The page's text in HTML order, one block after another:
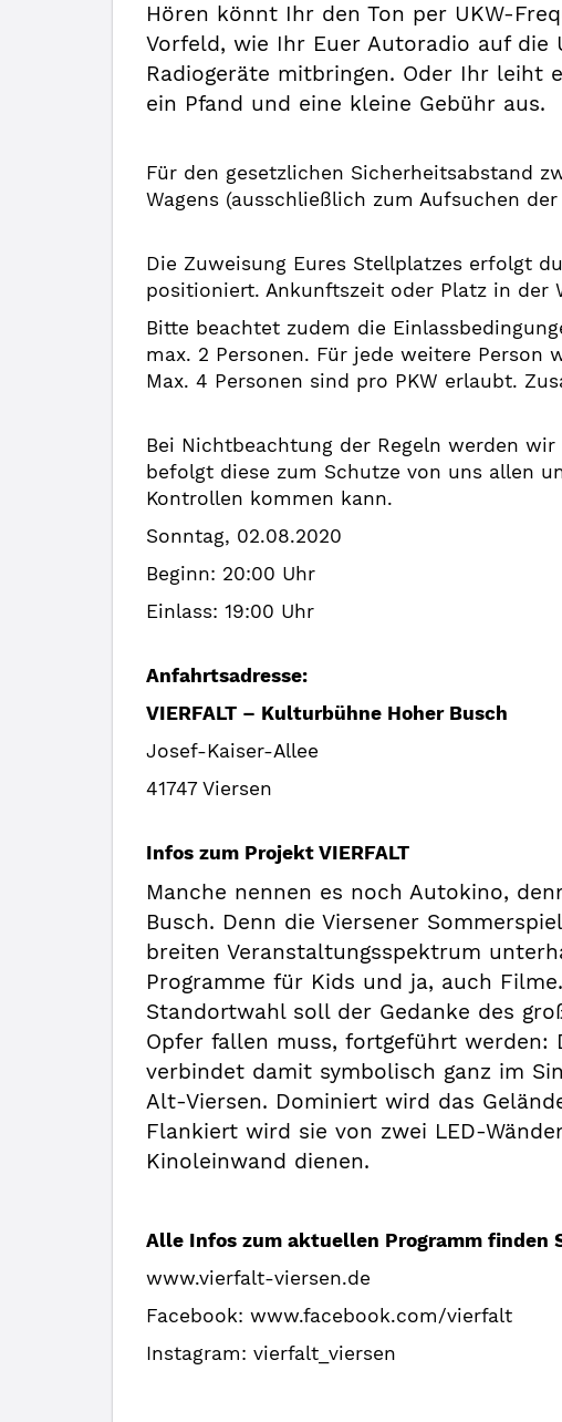
Hören könnt Ihr den Ton per UKW-
Vorfeld, wie Ihr Euer Autoradio auf
Radiogeräte mitbringen. Oder Ihr leiht
ein Pfand und eine kleine Gebühr aus.
Für den gesetzlichen Sicherheitsabstand
Wagens (ausschließlich zum Aufsuchen
Die Zuweisung Eures Stellplatzes erfolgt
positioniert. Ankunftszeit oder Platz in der
Bitte beachtet zudem die
max. 2 Personen. Für jede weitere
Max. 4 Personen sind pro PKW erlaubt.
Bei Nichtbeachtung der Regeln werden
befolgt diese zum Schutze von uns allen
Kontrollen kommen kann.
Sonntag, 02.08.2020
Beginn: 20:00 Uhr
Einlass: 19:00 Uhr
Anfahrtsadresse:
VIERFALT – Kulturbühne Hoher Busch
Josef-Kaiser-Allee
41747 Viersen
Infos zum Projekt VIERFALT
Manche nennen es noch Autokino,
Busch. Denn die Viersener
breiten Veranstaltungsspektrum
Programme für Kids und ja, auch
Standortwahl soll der Gedanke des
Opfer fallen muss, fortgeführt werden:
verbindet damit symbolisch ganz im
Alt-Viersen. Dominiert wird das
Flankiert wird sie von zwei LED-
Kinoleinwand dienen.
Alle Infos zum aktuellen Programm finden
www.vierfalt-viersen.de
Facebook: www.facebook.com/vierfalt
Instagram: vierfalt_viersen